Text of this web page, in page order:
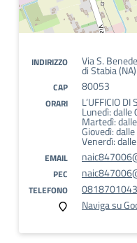
INDIRIZZO Via S.
di Stabia (NA)
CAP 80053
ORARI L’UFFICIO
Lunedì:
Martedì:
Giovedì:
Venerdì:
EMAIL
PEC
TELEFONO
0818701043
Naviga su